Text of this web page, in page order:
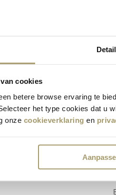
cookies
betere browse ervaring te
het type cookies dat u
onze cookieverklaring en
Niederländischer
Premium